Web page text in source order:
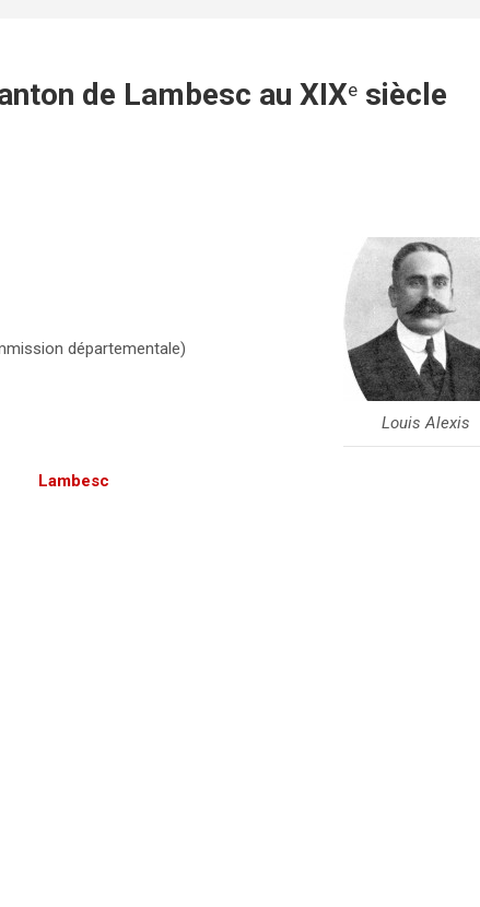
de Lambesc au XIXe siècle
Louis Alexis
départementale)
Lambesc